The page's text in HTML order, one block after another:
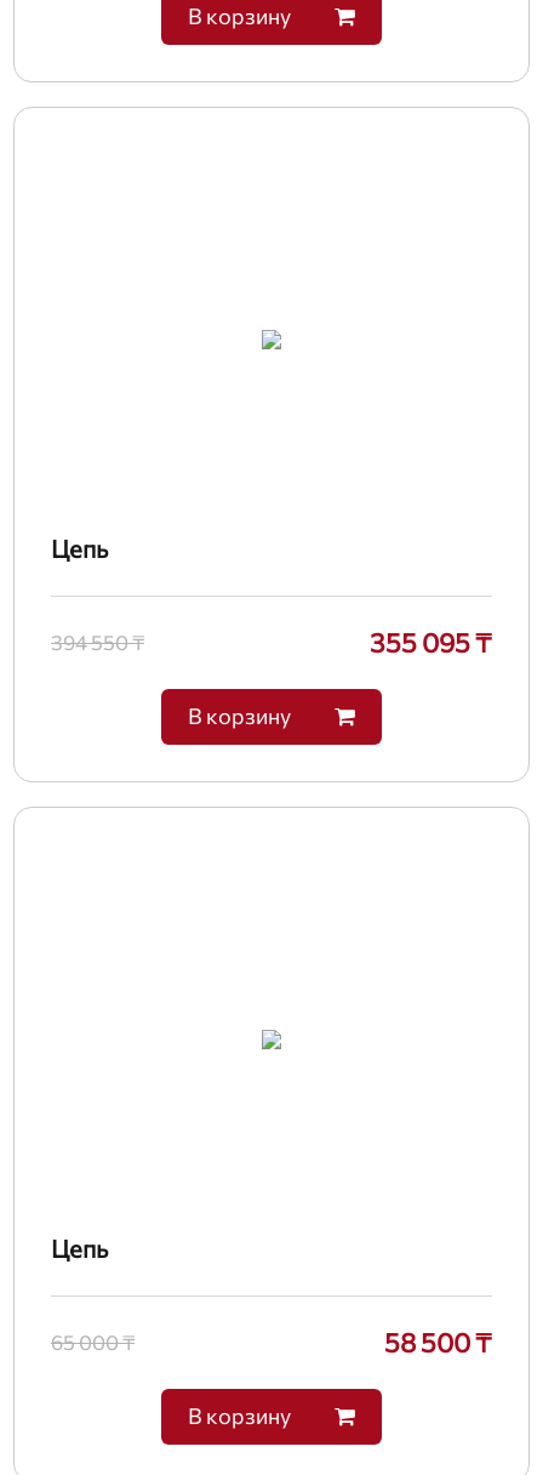
В корзину
Цепь
394 550 ₸ 355 095 ₸
В корзину
Цепь
65 000 ₸ 58 500 ₸
В корзину